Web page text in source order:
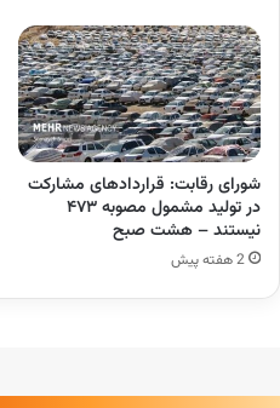
شورای رقابت: قراردادهای مشارکت
در تولید مشمول مصوبه ۴۷۳
نیستند – هشت صبح
2 هفته پیش